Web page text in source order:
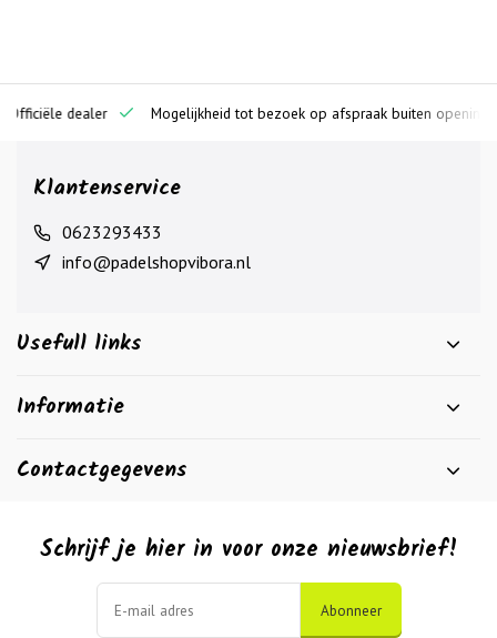
dealer Mogelijkheid tot bezoek op afspraak buiten openingstijden
Klantenservice
0623293433
info@padelshopvibora.nl
Usefull links
Informatie
Contactgegevens
Schrijf je hier in voor onze nieuwsbrief!
Abonneer